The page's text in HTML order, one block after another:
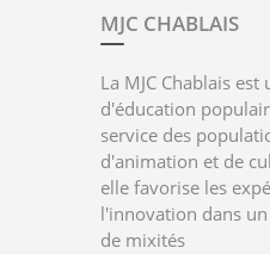
MJC CHABLAIS
La MJC Chablais
d'éducation
service des
d'animation et de
elle favorise les
l'innovation dans
de mixités